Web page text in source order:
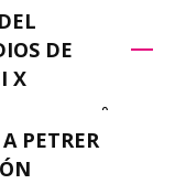
DE
X
0
A PETRER